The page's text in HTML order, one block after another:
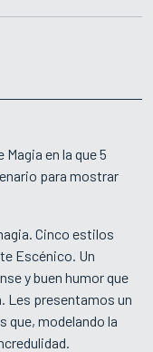
en la que 5
para mostrar
Cinco estilos
Escénico. Un
y buen humor que
Les presentamos un
que, modelando la